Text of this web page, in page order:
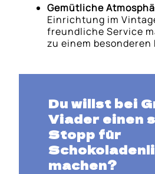
Gemütliche
Einrichtung im
freundliche Service
zu einem besonderen
Du willst bei
Viader einen
Stopp für
machen?